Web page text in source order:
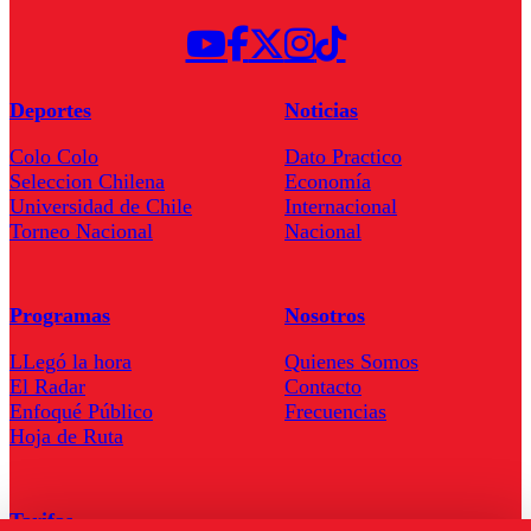
Deportes
Colo Colo
Seleccion Chilena
Universidad de Chile
Torneo Nacional
Noticias
Dato Practico
Economía
Internacional
Nacional
Programas
LLegó la hora
El Radar
Enfoqué Público
Hoja de Ruta
Nosotros
Quienes Somos
Contacto
Frecuencias
Tarifas